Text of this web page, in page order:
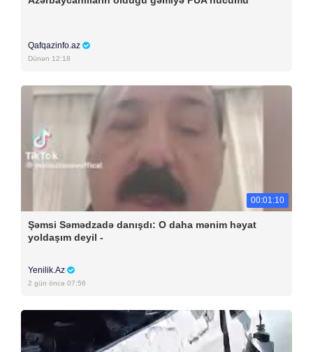
Qafqazinfo.az
Dünən 12:18
00:01:10
Şəmsi Səmədzadə danışdı: O daha mənim həyat
yoldaşım deyil -
Yenilik.Az
2 gün öncə 07:56